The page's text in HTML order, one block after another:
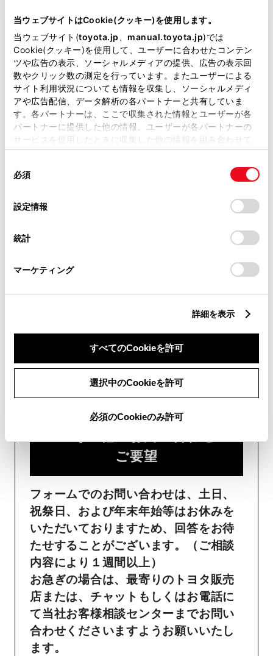
当ウェブサイトはCookie(クッキー)を使用します。
当ウェブサイト(toyota.jp manual.toyota.jp)では
Cookie(クッキー)を使用して、ユーザーに合わせたコンテン
ツや広告の表示、ソーシャルメディアの提供、広告の表示回
数やクリック数の測定を行っています。またユーザーによる
サイト利用状況についても情報を収集し、ソーシャルメディ
アや広告配信、データ解析の各パートナーと共有していま
す。各パートナーは、ここで収集された情報とユーザーが各
パートナーに提供した他の情報、ユーザーが各パートナーの
サービスを使用したときに収集した他の情報を組み合わせて
使用することがあります。当ウェブサイトの使用を続行する
デバイスにすべてのCookie(クッキー)が保存されることに同
意したことになります。Cookie(クッキー)のオプトアウト、
設定の変更、同意を撤回したりするにあたっては、当社の
「Cookie（クッキー）情報の取り扱いについて
」をご覧くだ
必須
設定情報
統計
マーケティング
詳細を表示
すべてのCookieを許可
選択中のCookieを許可
必須のCookieのみ許可
チャットでお問い合わせ
受付：10:00～18:00
（長期連休などの当社指定日を除く）
画面右下の
い。
フォームでお問い合わせ
受付：24時間受付
ご購入・ご利用中のおクル
ご要望​
フォームでのお問い合わせは、土日、
祝祭日、および年末年始等はお休みを
いただいておりますため、回答をお待
たせすることがございます。（ご相談
内容により１週間以上）
お急ぎの場合は、最寄りのトヨタ販売
店または、チャットもしくはお電話に
て当社お客様相談センターまでお問い
合わせくださいますようお願いいたし
ます。